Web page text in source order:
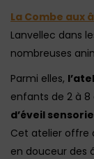
La Combe aux
Lanvellec dans
nombreuses
Parmi elles,
enfants de 2 à 8
d’éveil
Cet atelier offre
en douceur des